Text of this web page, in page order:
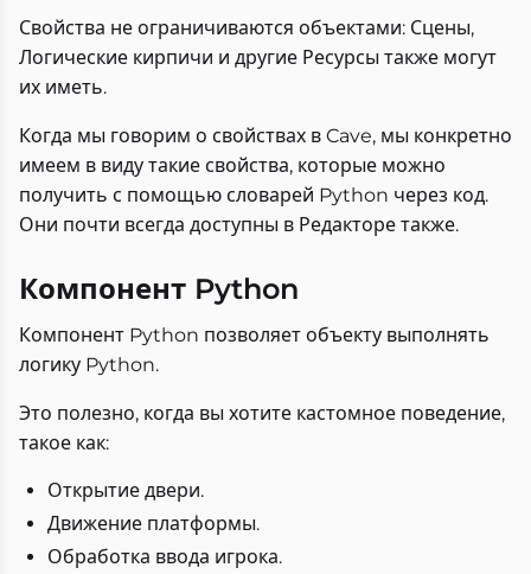
Свойства не ограничиваются объектами: Сцены,
Логические кирпичи и другие Ресурсы также могут
их иметь.
Когда мы говорим о свойствах в Cave, мы конкретно
имеем в виду такие свойства, которые можно
получить с помощью словарей Python через код.
Они почти всегда доступны в Редакторе также.
Компонент Python
Компонент Python позволяет объекту выполнять
логику Python.
Это полезно, когда вы хотите кастомное поведение,
такое как:
Открытие двери.
Движение платформы.
Обработка ввода игрока.